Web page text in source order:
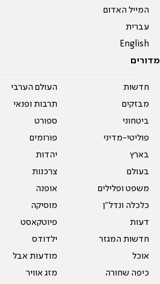
המייל האדום
עברית
English
מדורים
חדשות
מבזקים
ביטחוני
פוליטי-מדיני
בארץ
בעולם
משפט ופלילים
כלכלה ונדל"ן
דעות
חדשות המגזר
אוכל
כיפה שחורה
העולם הערבי
תרבות ופנאי
ספורט
פורומים
יהדות
צרכנות
אופנה
מוסיקה
פיוטקאסט
ילדודס
מודעות אבל
מזג אוויר